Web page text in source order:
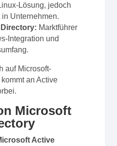
Lösung, jedoch
Unternehmen.
Marktführer
Integration und
auf Microsoft-
kommt an Active
Microsoft
Active